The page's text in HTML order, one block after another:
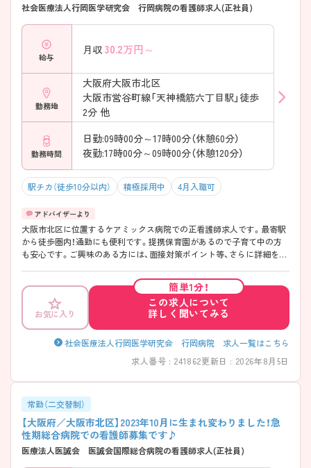
社会医療法人行岡医学研究会 行岡病院の看護師求人(正社員)
給与
月収 30.2万円～
勤務地
大阪府大阪市北区
大阪市営谷町線「天神橋筋六丁目駅」徒歩
2分 他
勤務時間
日勤:09時00分～17時00分（休憩60分）
夜勤:17時00分～09時00分（休憩120分）
駅チカ（徒歩10分以内） 積極採用中 4月入職可
大阪市北区に位置するケアミックス病院での正看護師求人です。最寄駅
から徒歩圏内！通勤にも便利です。提携保育園があるので子育て中の方
も安心です。ご興味のある方には、面接対策ポイント等、さらに詳細をお
お気に入り
簡単1分！
この求人について
詳しく聞いてみる
社会医療法人行岡医学研究会 行岡病院 求人一覧はこちら
求人番号 : 241862更新日 : 2026年8月5日
常勤（二交替制）
【大阪府／大阪市北区】2023年10月に生まれ変わりました！急
性期総合病院での看護師募集です♪
医療法人医誠会 医誠会国際総合病院の看護師求人(正社員)